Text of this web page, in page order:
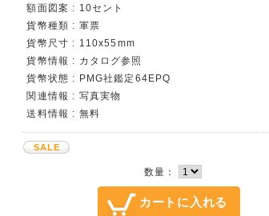
額面図案 : 10セント
貨幣種類 : 軍票
貨幣尺寸 : 110x55mm
貨幣情報 : カタログ参照
貨幣状態 : PMG社鑑定64EPQ
関連情報 : 写真実物
送料情報 : 無料
SALE
数量：